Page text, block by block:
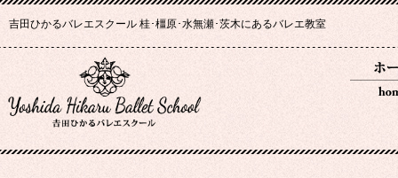
吉田ひかるバレエスクール 桂･橿